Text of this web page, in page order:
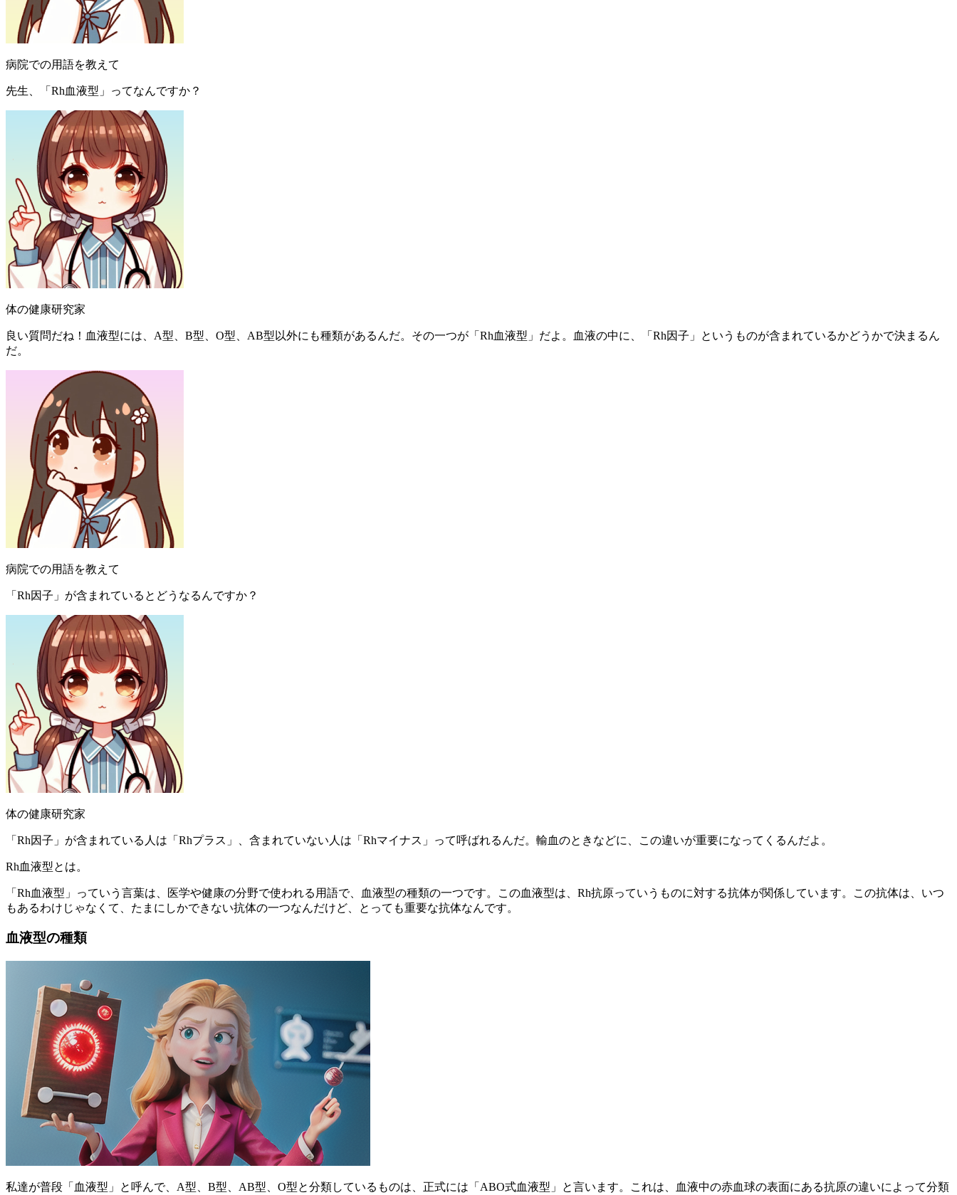
病院での用語を教えて
先生、「Rh血液型」ってなんですか？
体の健康研究家
良い質問だね！血液型には、A型、B型、O型、AB型以外にも種類があるんだ。その一つが「Rh血液型」だよ。血液の中に、「Rh因子」というものが含まれているかどうかで決まるん
だ。
病院での用語を教えて
「Rh因子」が含まれているとどうなるんですか？
体の健康研究家
「Rh因子」が含まれている人は「Rhプラス」、含まれていない人は「Rhマイナス」って呼ばれるんだ。輸血のときなどに、この違いが重要になってくるんだよ。
Rh血液型とは。
「Rh血液型」っていう言葉は、医学や健康の分野で使われる用語で、血液型の種類の一つです。この血液型は、Rh抗原っていうものに対する抗体が関係しています。この抗体は、いつ
もあるわけじゃなくて、たまにしかできない抗体の一つなんだけど、とっても重要な抗体なんです。
血液型の種類
私達が普段「血液型」と呼んで、A型、B型、AB型、O型と分類しているものは、正式には「ABO式血液型」と言います。これは、血液中の赤血球の表面にある抗原の違いによって分類